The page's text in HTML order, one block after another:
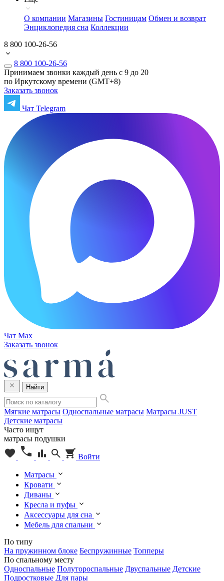
О компании Магазины Гостиницам Обмен и возврат
Энциклопедия сна Коллекции
8 800 100-26-56
8 800 100-26-56
Принимаем звонки каждый день с 9 до 20
по Иркутскому времени (GMT+8)
Заказать звонок
Чат Telegram
Чат Max
Заказать звонок
Найти
Мягкие матрасы Односпальные матрасы Матрасы JUST
Детские матрасы
Часто ищут
матрасы подушки
Войти
Матрасы
Кровати
Диваны
Кресла и пуфы
Аксессуары для сна
Мебель для спальни
По типу
На пружинном блоке Беспружинные Топперы
По спальному месту
Односпальные Полутороспальные Двуспальные Детские
Подростковые Для пары